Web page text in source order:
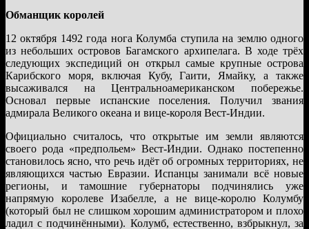
Обманщик королей
12 октября 1492 года нога Колумба ступила на землю одного
из небольших островов Багамского архипелага. В ходе трёх
следующих экспедиций он открыл самые крупные острова
Карибского моря, включая Кубу, Гаити, Ямайку, а также
высаживался на Центральноамериканском побережье.
Основал первые испанские поселения. Получил звания
адмирала Великого океана и вице-короля Вест-Индии.
Официально считалось, что открытые им земли являются
своего рода «предпольем» Вест-Индии. Однако постепенно
становилось ясно, что речь идёт об огромных территориях, не
являющихся частью Евразии. Испанцы занимали всё новые
регионы, и тамошние губернаторы подчинялись уже
напрямую королеве Изабелле, а не вице-королю Колумбу
(который был не слишком хорошим администратором и плохо
ладил с подчинёнными). Колумб, естественно, взбрыкнул, за